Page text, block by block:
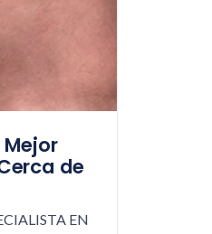
de
EN